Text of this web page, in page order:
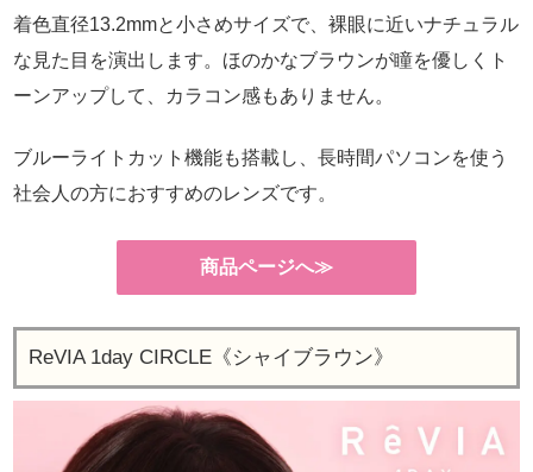
着色直径13.2mmと小さめサイズで、裸眼に近いナチュラル
な見た目を演出します。ほのかなブラウンが瞳を優しくト
ーンアップして、カラコン感もありません。
ブルーライトカット機能も搭載し、長時間パソコンを使う
社会人の方におすすめのレンズです。
商品ページへ≫
ReVIA 1day CIRCLE《シャイブラウン》